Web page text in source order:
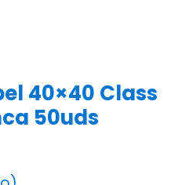
40×40 Class
50uds